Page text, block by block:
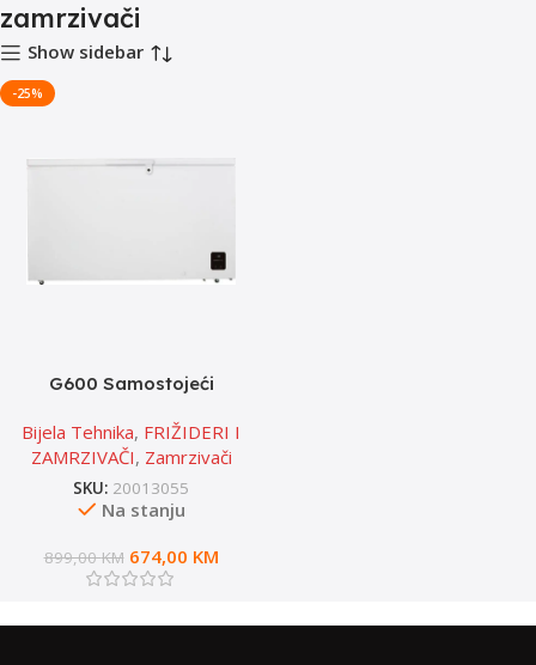
zamrzivači
Show sidebar
-25%
G600 Samostojeći
FH43EAW
Bijela Tehnika, FRIŽIDERI I
ZAMRZIVAČI, Zamrzivači
SKU: 20013055
Na stanju
899,00KM 674,00 KM